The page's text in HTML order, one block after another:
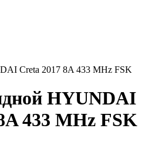
Creta 2017 8A 433 MHz FSK
HYUNDAI
433 MHz FSK